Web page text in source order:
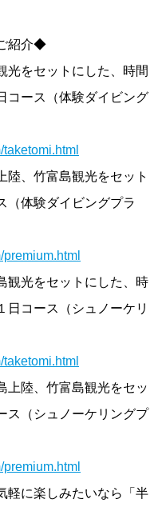
紹介◆
をセットにした、時間
コース（体験ダイビング
、竹富島観光をセット
（体験ダイビングプラ
光をセットにした、時
日コース（シュノーケリ
陸、竹富島観光をセッ
ス（シュノーケリングプ
に楽しみたいなら「半